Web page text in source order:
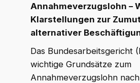
Annahmeverzugslohn –
Klarstellungen zur
alternativer
Das Bundesarbeitsgericht
wichtige Grundsätze zum
Annahmeverzugslohn